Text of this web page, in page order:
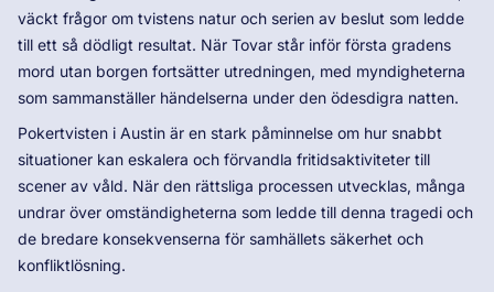
väckt frågor om tvistens natur och serien av beslut som ledde
till ett så dödligt resultat. När Tovar står inför första gradens
mord utan borgen fortsätter utredningen, med myndigheterna
som sammanställer händelserna under den ödesdigra natten.
Pokertvisten i Austin är en stark påminnelse om hur snabbt
situationer kan eskalera och förvandla fritidsaktiviteter till
scener av våld. När den rättsliga processen utvecklas, många
undrar över omständigheterna som ledde till denna tragedi och
de bredare konsekvenserna för samhällets säkerhet och
konfliktlösning.